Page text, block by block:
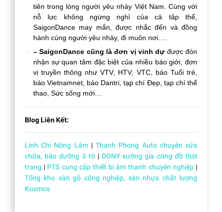
tiên trong lòng người yêu nhảy Việt Nam. Cùng với
nỗ lực không ngừng nghỉ của cả tập thể,
SaigonDance may mắn, được nhắc đến và đồng
hành cùng người yêu nhảy, đi muôn nơi….
– SaigonDance cũng là đơn vị vinh dựđược đón
nhận sự quan tâm đặc biệt của nhiều báo giới, đơn
vị truyền thông như VTV, HTV, VTC, báo Tuổi trẻ,
báo Vietnamnet, báo Dantri, tạp chí Đẹp, tạp chí thể
thao, Sức sống mới…
Blog Liên Kết:
Linh Chi Nông Lâm|Thanh Phong Auto chuyên sửa
chữa, bảo dưỡng ô tô| DONY xưởng gia công đồ thời
trang | PTS cung cấp thiết bị âm thanh chuyên nghiệp|
Tổng kho sàn gỗ công nghiệp, sàn nhựa chất lượng
Kosmos